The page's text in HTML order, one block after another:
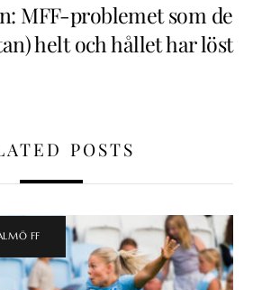
MFF-problemet som de
helt och hållet har löst
POSTS
FF